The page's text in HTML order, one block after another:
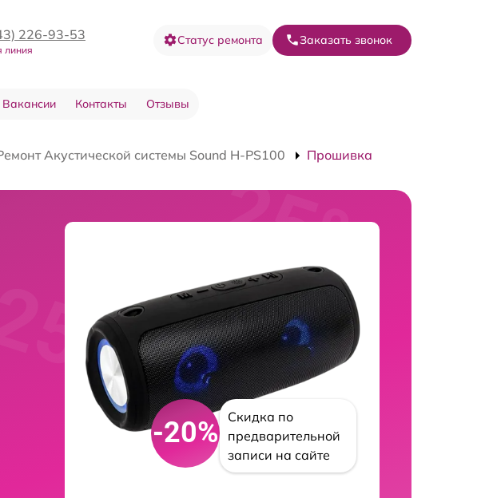
226-93-53
линия
Статус ремонта Заказать звонок
Вакансии Контакты Отзывы
Акустической системы Sound H-PS100 Прошивка
-20%
Скидка по
предварительной
записи на сайте